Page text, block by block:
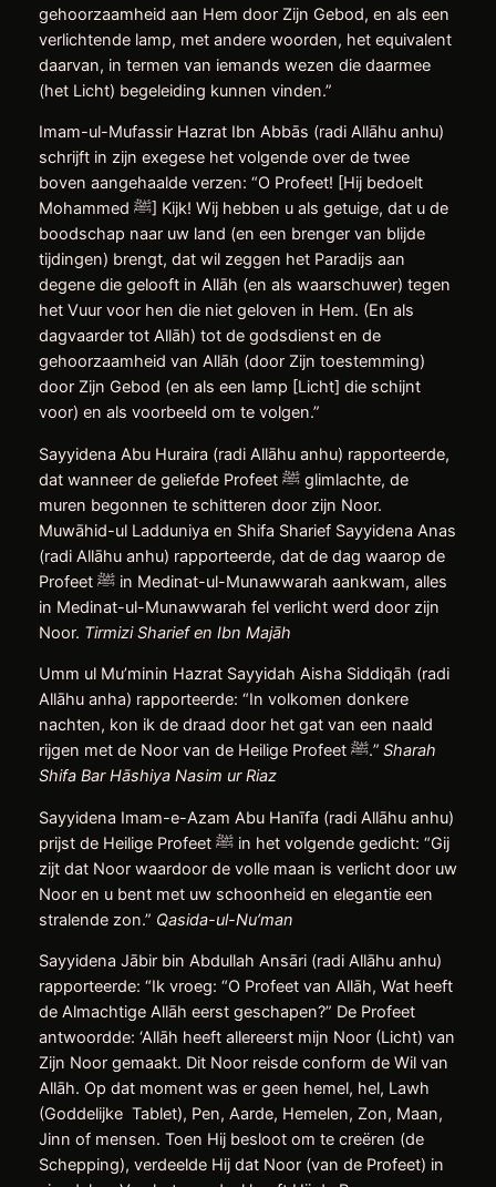
gehoorzaamheid aan Hem door Zijn Gebod, en als een
verlichtende lamp, met andere woorden, het equivalent
daarvan, in termen van iemands wezen die daarmee
(het Licht) begeleiding kunnen vinden.”
Imam-ul-Mufassir Hazrat Ibn Abbās (radi Allāhu anhu)
schrijft in zijn exegese het volgende over de twee
boven aangehaalde verzen: “O Profeet! [Hij bedoelt
Mohammed ﷺ] Kijk! Wij hebben u als getuige, dat u de
boodschap naar uw land (en een brenger van blijde
tijdingen) brengt, dat wil zeggen het Paradijs aan
degene die gelooft in Allāh (en als waarschuwer) tegen
het Vuur voor hen die niet geloven in Hem. (En als
dagvaarder tot Allāh) tot de godsdienst en de
gehoorzaamheid van Allāh (door Zijn toestemming)
door Zijn Gebod (en als een lamp [Licht] die schijnt
voor) en als voorbeeld om te volgen.”
Sayyidena Abu Huraira (radi Allāhu anhu) rapporteerde,
dat wanneer de geliefde Profeet ﷺ glimlachte, de
muren begonnen te schitteren door zijn Noor.
Muwāhid-ul Ladduniya en Shifa Sharief Sayyidena Anas
(radi Allāhu anhu) rapporteerde, dat de dag waarop de
Profeet ﷺ in Medinat-ul-Munawwarah aankwam, alles
in Medinat-ul-Munawwarah fel verlicht werd door zijn
Noor. Tirmizi Sharief en Ibn Majāh
Umm ul Mu’minin Hazrat Sayyidah Aisha Siddiqāh (radi
Allāhu anha) rapporteerde: “In volkomen donkere
nachten, kon ik de draad door het gat van een naald
rijgen met de Noor van de Heilige Profeet ﷺ.” Sharah
Shifa Bar Hāshiya Nasim ur Riaz
Sayyidena Imam-e-Azam Abu Hanīfa (radi Allāhu anhu)
prijst de Heilige Profeet ﷺ in het volgende gedicht: “Gij
zijt dat Noor waardoor de volle maan is verlicht door uw
Noor en u bent met uw schoonheid en elegantie een
stralende zon.” Qasida-ul-Nu’man
Sayyidena Jābir bin Abdullah Ansāri (radi Allāhu anhu)
rapporteerde: “Ik vroeg: “O Profeet van Allāh, Wat heeft
de Almachtige Allāh eerst geschapen?” De Profeet
antwoordde: ‘Allāh heeft allereerst mijn Noor (Licht) van
Zijn Noor gemaakt. Dit Noor reisde conform de Wil van
Allāh. Op dat moment was er geen hemel, hel, Lawh
(Goddelijke Tablet), Pen, Aarde, Hemelen, Zon, Maan,
Jinn of mensen. Toen Hij besloot om te creëren (de
Schepping), verdeelde Hij dat Noor (van de Profeet) in